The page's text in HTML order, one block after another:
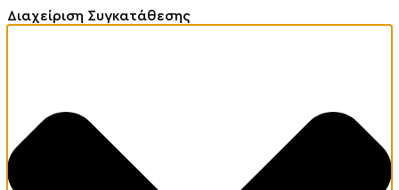
Διαχείριση Συγκατάθεσης